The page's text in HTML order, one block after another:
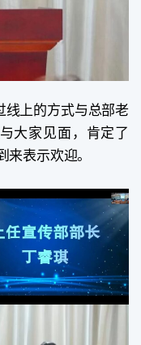
线上的方式与总部老
大家见面，肯定了
来表示欢迎。